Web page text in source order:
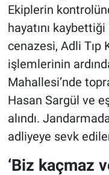
Ekiplerin
hayatını
cenazesi, Adli Tıp
işlemlerinin
Mahallesi’nde
Hasan Sargül ve
alındı.
adliyeye sevk
‘Biz kaçmaz